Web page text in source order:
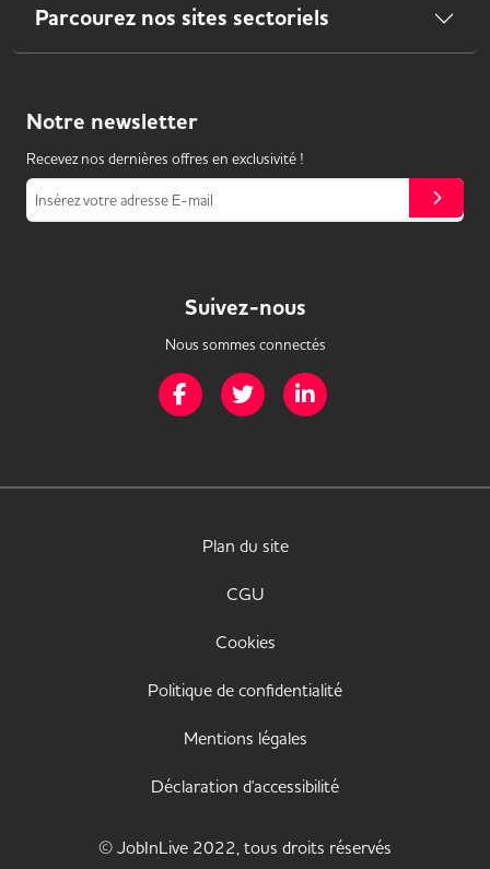
Parcourez nos sites sectoriels
Notre newsletter
Recevez nos dernières offres en exclusivité !
Insérez votre adresse E-mail
Suivez-nous
Nous sommes connectés
Page Facebook de Mission Handicap
Page Twitter de Mission Handicap
Plan du site
CGU
Cookies
Politique de confidentialité
Mentions légales
Déclaration d'accessibilité
© JobInLive 2022, tous droits réservés